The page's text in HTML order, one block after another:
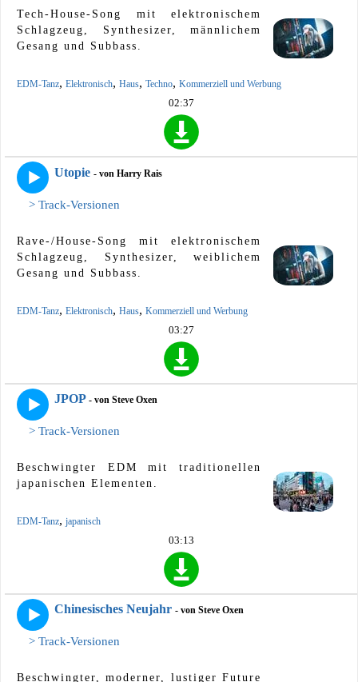
Tech-House-Song mit elektronischem
Schlagzeug, Synthesizer, männlichem
Gesang und Subbass.
EDM-Tanz, Elektronisch, Haus, Techno, Kommerziell und Werbung
02:37
Utopie - von Harry Rais
> Track-Versionen
Rave-/House-Song mit elektronischem
Schlagzeug, Synthesizer, weiblichem
Gesang und Subbass.
EDM-Tanz, Elektronisch, Haus, Kommerziell und Werbung
03:27
JPOP - von Steve Oxen
> Track-Versionen
Beschwingter EDM mit traditionellen
japanischen Elementen.
EDM-Tanz, japanisch
03:13
Chinesisches Neujahr - von Steve Oxen
> Track-Versionen
Beschwingter, moderner, lustiger Future